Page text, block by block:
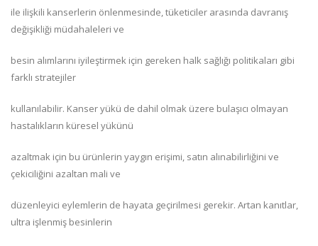
ile ilişkili kanserlerin önlenmesinde, tüketiciler arasında davranış
değişikliği müdahaleleri ve
besin alımlarını iyileştirmek için gereken halk sağlığı politikaları gibi
farklı stratejiler
kullanılabilir. Kanser yükü de dahil olmak üzere bulaşıcı olmayan
hastalıkların küresel yükünü
azaltmak için bu ürünlerin yaygın erişimi, satın alınabilirliğini ve
çekiciliğini azaltan mali ve
düzenleyici eylemlerin de hayata geçirilmesi gerekir. Artan kanıtlar,
ultra işlenmiş besinlerin